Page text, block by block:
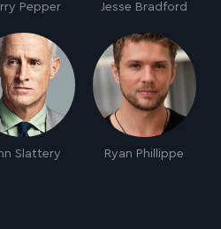
Pepper Jesse Bradford
Slattery Ryan Phillippe